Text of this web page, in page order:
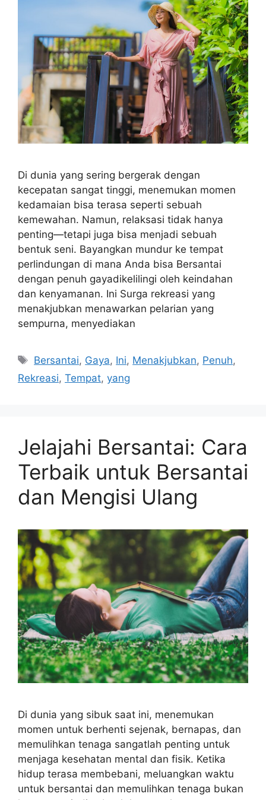
Di dunia yang sering bergerak dengan
kecepatan sangat tinggi, menemukan momen
kedamaian bisa terasa seperti sebuah
kemewahan. Namun, relaksasi tidak hanya
penting—tetapi juga bisa menjadi sebuah
bentuk seni. Bayangkan mundur ke tempat
perlindungan di mana Anda bisa Bersantai
dengan penuh gayadikelilingi oleh keindahan
dan kenyamanan. Ini Surga rekreasi yang
menakjubkan menawarkan pelarian yang
sempurna, menyediakan
Tags
Bersantai, Gaya, Ini, Menakjubkan, Penuh,
Rekreasi, Tempat, yang
Jelajahi Bersantai: Cara
Terbaik untuk Bersantai
dan Mengisi Ulang
Di dunia yang sibuk saat ini, menemukan
momen untuk berhenti sejenak, bernapas, dan
memulihkan tenaga sangatlah penting untuk
menjaga kesehatan mental dan fisik. Ketika
hidup terasa membebani, meluangkan waktu
untuk bersantai dan memulihkan tenaga bukan